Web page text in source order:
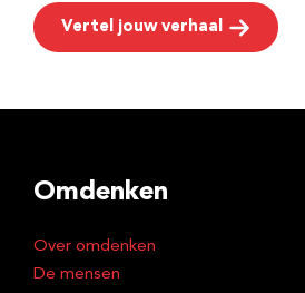
Vertel jouw verhaal
Omdenken
Over omdenken
De mensen